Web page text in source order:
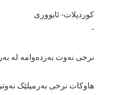
كوردپلات- ئابووری
-
نرخی نەوت بەردەوامە لە بەرزبوونەوە و
هاوکات نرخی بەرمیلێک نەوتی رۆژئاوای تەکساس بە 25 دۆلار و